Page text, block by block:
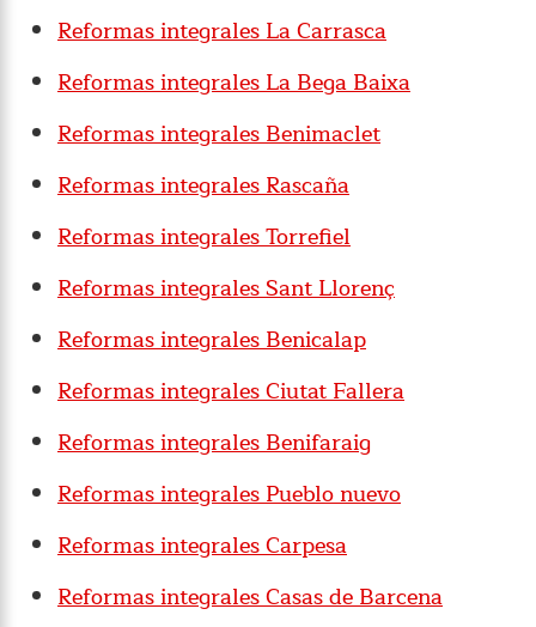
Reformas integrales La Carrasca
Reformas integrales La Bega Baixa
Reformas integrales Benimaclet
Reformas integrales Rascaña
Reformas integrales Torrefiel
Reformas integrales Sant Llorenç
Reformas integrales Benicalap
Reformas integrales Ciutat Fallera
Reformas integrales Benifaraig
Reformas integrales Pueblo nuevo
Reformas integrales Carpesa
Reformas integrales Casas de Barcena